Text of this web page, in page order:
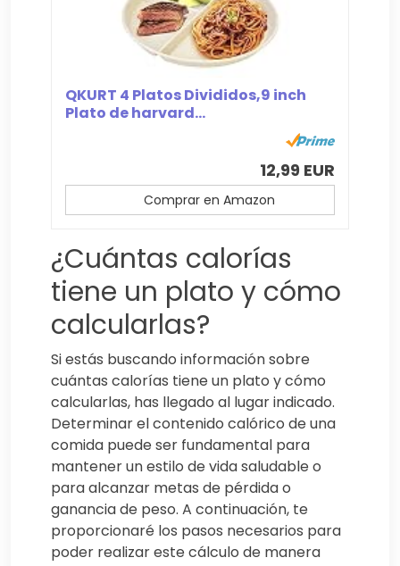
QKURT 4 Platos Divididos,9 inch
Plato de harvard...
12,99 EUR
Comprar en Amazon
¿Cuántas calorías
tiene un plato y cómo
calcularlas?
Si estás buscando información sobre
cuántas calorías tiene un plato y cómo
calcularlas, has llegado al lugar indicado.
Determinar el contenido calórico de una
comida puede ser fundamental para
mantener un estilo de vida saludable o
para alcanzar metas de pérdida o
ganancia de peso. A continuación, te
proporcionaré los pasos necesarios para
poder realizar este cálculo de manera